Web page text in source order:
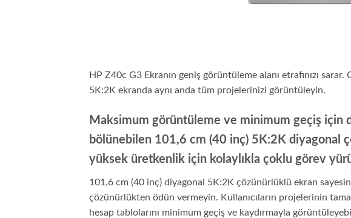
HP Z40c G3 Ekranın geniş görüntüleme alanı etrafınızı
5K:2K ekranda aynı anda tüm projelerinizi görüntüleyin.
Maksimum görüntüleme ve minimum geçiş için
bölünebilen 101,6 cm (40 inç) 5K:2K diyagonal
yüksek üretkenlik için kolaylıkla çoklu görev
101,6 cm (40 inç) diyagonal 5K:2K çözünürlüklü ekran
çözünürlükten ödün vermeyin. Kullanıcıların projelerinin
hesap tablolarını minimum geçiş ve kaydırmayla